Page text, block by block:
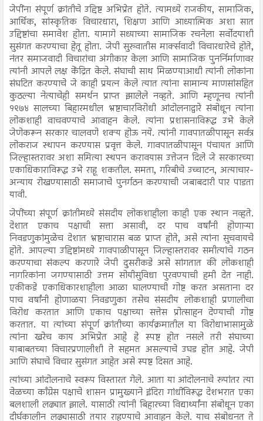
जेपींना संपूर्ण क्रांतीचे उद्दिष्ट अभिप्रेत होते. त्यामध्ये राजकीय, सामाजिक,
आर्थिक, सांस्कृतिक विचारधारा, शिक्षण आणि आध्यात्मिक अशा सात
उद्दिष्टांचा समावेश होता. यामागे सध्याच्या सामाजिक रचनेला सर्वोदयाशी
सुसंगत करण्याचा हेतू होता. जेपी सुरुवातीस मार्क्सवादी विचारधारेचे होते,
नंतर समाजवादी विचारांचा अंगीकार केला आणि सामाजिक पुनर्निर्माणावर
त्यांनी आपले लक्ष केंद्रित केले. संघाची साथ मिळण्याआधी त्यांनी लोकांना
संघटित करण्याचे जे काही प्रयत्न केले त्यात त्यांना सामान्य माणसांसहित
कुठल्या नेत्याचेही समर्थन प्राप्त झालेले नव्हते. आणि म्हणूनच त्यांनी
१९७४ सालच्या बिहारमधील भ्रष्टाचारविरोधी आंदोलनाद्वारे संबोधून त्यांना
लोकशाही वाचवण्याचे आवाहन केले. त्यांना प्रशासनाविरूद्ध उभे केले
जेणेकरून सरकार चालवणे शक्य होऊ नये. त्यांनी गावपातळीपासून सर्वत्र
लोकराज स्थापन करण्यास प्रवृत्त केले. गावपातळीपासून पंचायत आणि
जिल्हास्तरावर अशा समित्या स्थपन करावयास उत्तेजन दिले जे सरकारच्या
एकाधिकाराविरूद्ध उभे राहू शकतील. समता, गरिबीचे उच्चाटन, अत्याचार-
अन्याय रोखण्यासाठी समाजाचे पुनर्गठन करण्याची जबाबदारी पार पाडता
यावी.
जेपींच्या संपूर्ण क्रांतीमध्ये संसदीय लोकशाहीला काही एक स्थान नव्हते.
देशात एकाच पक्षाची सत्ता असावी, दर पाच वर्षांनी होणाऱ्या
निवडणुकांमुळेच देशात भ्रष्टाचारास बळ प्राप्त होते, असे त्यांना सुचवायचे
होते. आपल्या उद्दिष्टांमध्ये गावपाळीपासून जिल्हास्तरावर समीत्यांचे गठन
करण्याचा संकल्प करणारे जेपी दुसरीकडे असे सांगतात की लोकशाही
नागरिकांना जगण्यासाठी उत्तम सोयीसुविधा पुरवण्याची हमी देत नाही.
एकीकडे एकाधिकारशाहीला आळा घालण्याची गोष्ट करत असताना दर
पाच वर्षांनी होणाळया निवडणुका तसेच संसदीय लोकशाही प्रणालीचा
विरोध करतात आणि एकाच पक्षाच्या सत्तेस प्रोत्साहन देण्याची गोष्ट
करतात. या त्यांच्या संपूर्ण क्रांतीच्या कार्यक्रमातील या विरोधाभासामुळे
त्यांना खरेच काय अभिप्रेत आहे हे स्पष्ट होत नसले तरी संघाच्या
याबाबतच्या विचारप्रणालीशी ते सहमत असल्याचे उघड होत आहे. जेपी
आणि संघाचे विचार सुसंगत आहेत असे स्पष्ट दिसत आहे.
त्यांच्या आंदोलनाचे स्वरूप विस्तारत गेले. आता या आंदोलनाचे रुपांतर त्या
वेळच्या काँग्रेस पक्षाचे शासन प्रामुख्याने इंदिरा गांधींविरूद्ध देशभरात एका
बलशाली लढ्यात झाले. यासाठी त्यांनी बिहारच्या विद्यार्थ्यांना संबोधून एका
दीर्घकालीन लढ्यासाठी तयार राहण्याचे आवाहन केले. याच संबोधनत ते